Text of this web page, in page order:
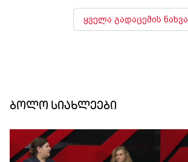
ყველა გადაცემის ნახვა
ბოლო სიახლეები